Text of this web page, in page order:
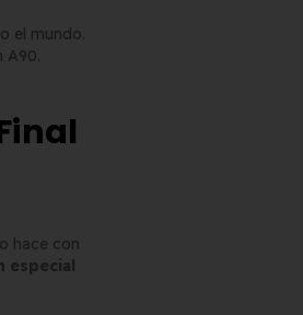
el mundo.
A90.
hace con
especial
para